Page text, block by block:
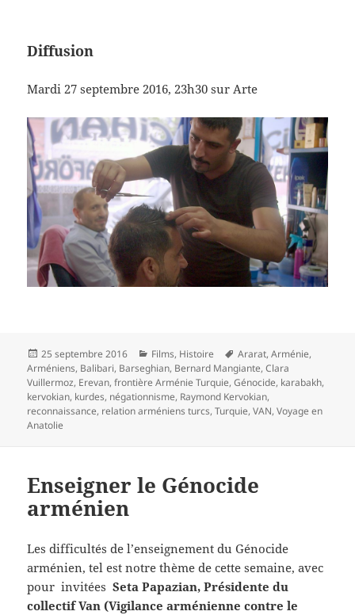
Diffusion
Mardi 27 septembre 2016, 23h30 sur Arte
Publié
le
25 septembre 2016 Catégories
Films, Histoire
Mots-
clés
Ararat,Arménie,
Arméniens, Balibari, Barseghian, Bernard Mangiante,Clara
Vuillermoz, Erevan,frontière Arménie Turquie,Génocide, karabakh,
kervokian, kurdes, négationnisme, Raymond Kervokian,
reconnaissance, relation arméniens turcs,Turquie,VAN,Voyage en
Anatolie
Enseigner le Génocide
arménien
Les difficultés de l’enseignement du Génocide
arménien, tel est notre thème de cette semaine, avec
pour invitées Seta Papazian, Présidente du
collectif Van (Vigilance arménienne contre le